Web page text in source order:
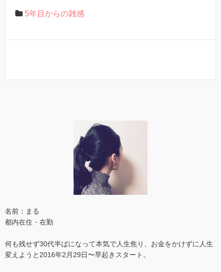
5年目からの雑感
名前：まる
都内在住・在勤
何も残せず30代半ばになって本気で人生焦り、お金をかけずに人生
変えようと2016年2月29日〜早起きスタート。